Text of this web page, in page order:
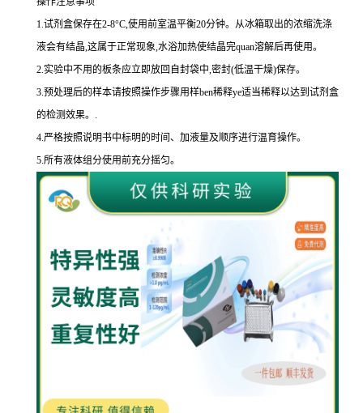
1.试剂盒保存在2-8°C,使用前室温平衡20分钟。从冰箱取出的浓缩洗涤
液会有结晶,这属于正常现象,水浴加热使结晶完quan溶解后再使用。
2.实验中不用的板条应立即放回自封袋中,密封(低温干燥)保存。
3.预处理后的样本请按照操作步骤用样ben稀释ye适当稀释以达到试剂盒
的检测效果。 .
4.严格按照说明书中标明的时间、加液量及顺序进行温育操作。
5.所有液体组分使用前充分摇匀。